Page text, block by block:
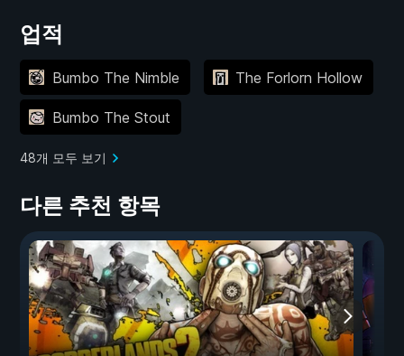
업적
Bumbo The Nimble The Forlorn Hollow
Bumbo The Stout
48개 모두 보기
다른 추천 항목